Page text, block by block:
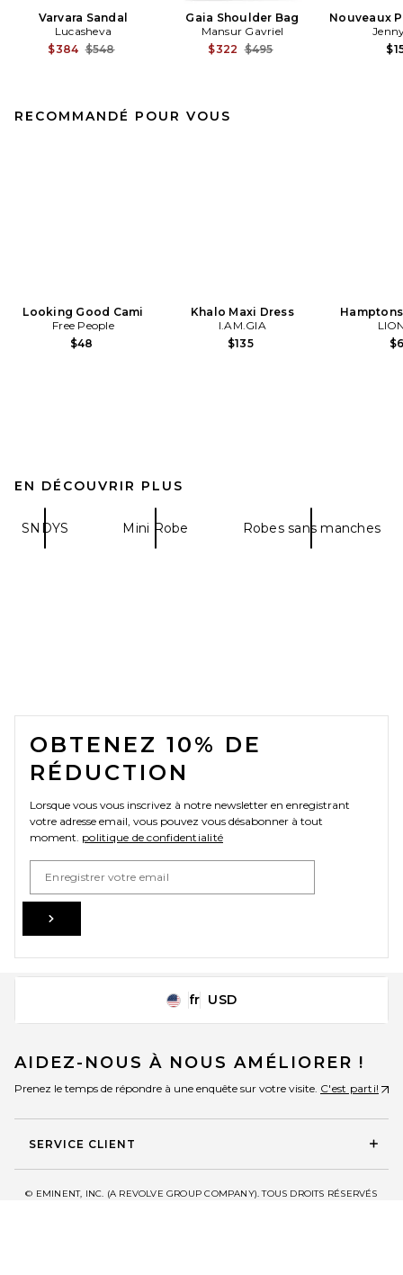
Varvara Sandal
Lucasheva
$384 Previous price:
$548
Gaia Shoulder Bag
Mansur Gavriel
$322 Previous price:
$495
Nouveaux
RECOMMANDÉ POUR VOUS
Looking Good Cami
Free People
$48
Khalo Maxi Dress
I.AM.GIA
$135
EN DÉCOUVRIR PLUS
SNDYS Mini Robe Robes sans manches
FOOTER
OBTENEZ 10% DE
RÉDUCTION
Lorsque vous vous inscrivez à notre newsletter en enregistrant
votre adresse email, vous pouvez vous désabonner à tout
moment. politique de confidentialité
Change Country Regions
fr USD
AIDEZ-NOUS À NOUS AMÉLIORER !
Prenez le temps de répondre à une enquête sur votre visite. C'est parti!
SERVICE CLIENT
© EMINENT, INC. (A REVOLVE GROUP COMPANY). TOUS DROITS RÉSERVÉS